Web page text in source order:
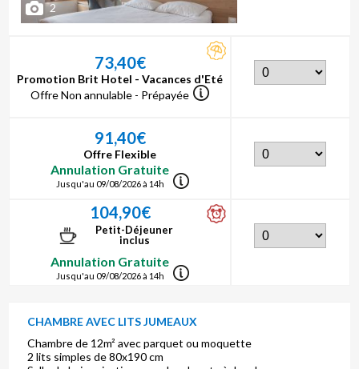
2
73,40€
Promotion Brit Hotel - Vacances d'Eté
Offre Non annulable - Prépayée
91,40€
Offre Flexible
Annulation Gratuite
Jusqu'au 09/08/2026 à 14h
104,90€
Petit-Déjeuner
inclus
Annulation Gratuite
Jusqu'au 09/08/2026 à 14h
CHAMBRE AVEC LITS JUMEAUX
Chambre de 12m² avec parquet ou moquette
2 lits simples de 80x190 cm